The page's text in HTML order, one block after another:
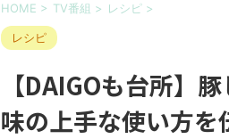
HOME > TV番組 > レシピ >
レシピ
【DAIGOも台所】
味の上手な使い方を